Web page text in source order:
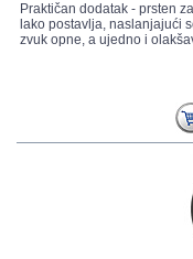
Praktičan dodatak - prsten
lako postavlja, naslanjajući
zvuk opne, a ujedno i